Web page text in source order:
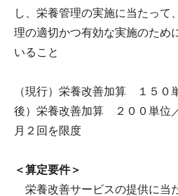
し、栄養管理の実施に当たって
理の適切かつ有効な実施のため
いること
（現行）栄養改善加算 １５
後）栄養改善加算 ２００単位
月２回を限度
＜算定要件＞
栄養改善サービスの提供に当